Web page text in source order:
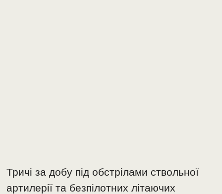
Тричі за добу під обстрілами ствольної
артилерії та безпілотних літаючих